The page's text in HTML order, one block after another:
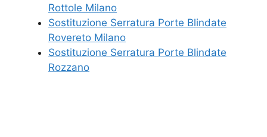
Rottole Milano
Sostituzione Serratura Porte Blindate
Rovereto Milano
Sostituzione Serratura Porte Blindate
Rozzano